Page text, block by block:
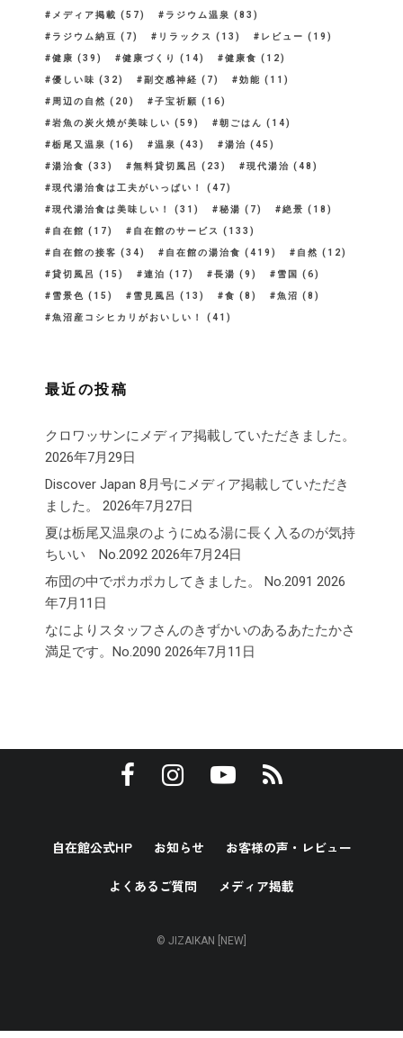
メディア掲載 (57) ラジウム温泉 (83)
ラジウム納豆 (7) リラックス (13) レビュー (19)
健康 (39) 健康づくり (14) 健康食 (12)
優しい味 (32) 副交感神経 (7) 効能 (11)
周辺の自然 (20) 子宝祈願 (16)
岩魚の炭火焼が美味しい (59) 朝ごはん (14)
栃尾又温泉 (16) 温泉 (43) 湯治 (45)
湯治食 (33) 無料貸切風呂 (23) 現代湯治 (48)
現代湯治食は工夫がいっぱい！ (47)
現代湯治食は美味しい！ (31) 秘湯 (7) 絶景 (18)
自在館 (17) 自在館のサービス (133)
自在館の接客 (34) 自在館の湯治食 (419) 自然 (12)
貸切風呂 (15) 連泊 (17) 長湯 (9) 雪国 (6)
雪景色 (15) 雪見風呂 (13) 食 (8) 魚沼 (8)
魚沼産コシヒカリがおいしい！ (41)
最近の投稿
クロワッサンにメディア掲載していただきました。
2026年7月29日
Discover Japan 8月号にメディア掲載していただき
ました。
2026年7月27日
夏は栃尾又温泉のようにぬる湯に長く入るのが気持
ちいい No.2092 2026年7月24日
布団の中でポカポカしてきました。 No.2091 2026
年7月11日
なによりスタッフさんのきずかいのあるあたたかさ
満足です。No.2090 2026年7月11日
自在館公式HP お知らせ お客様の声・レビュー
よくあるご質問 メディア掲載
© JIZAIKAN [NEW]